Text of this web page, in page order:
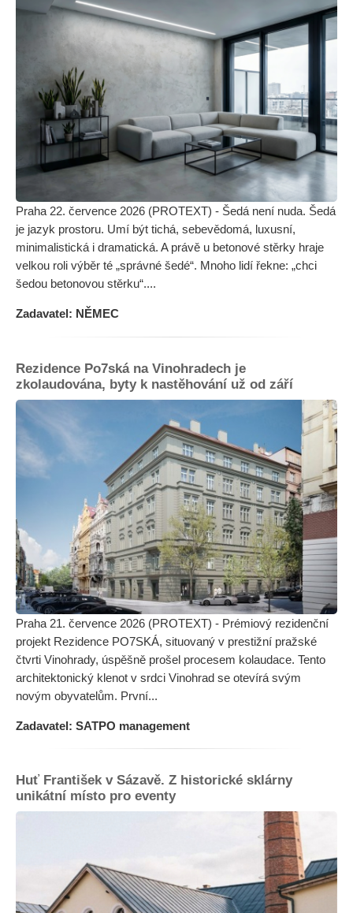
Praha 22. července 2026 (PROTEXT) - Šedá není nuda. Šedá
je jazyk prostoru. Umí být tichá, sebevědomá, luxusní,
minimalistická i dramatická. A právě u betonové stěrky hraje
velkou roli výběr té „správné šedé“. Mnoho lidí řekne: „chci
šedou betonovou stěrku“....
Zadavatel: NĚMEC
Rezidence Po7ská na Vinohradech je
zkolaudována, byty k nastěhování už od září
Praha 21. července 2026 (PROTEXT) - Prémiový rezidenční
projekt Rezidence PO7SKÁ, situovaný v prestižní pražské
čtvrti Vinohrady, úspěšně prošel procesem kolaudace. Tento
architektonický klenot v srdci Vinohrad se otevírá svým
novým obyvatelům. První...
Zadavatel: SATPO management
Huť František v Sázavě. Z historické sklárny
unikátní místo pro eventy